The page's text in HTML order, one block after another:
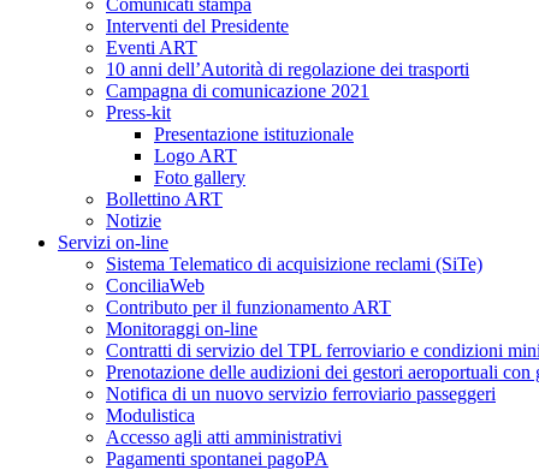
Comunicati stampa
Interventi del Presidente
Eventi ART
10 anni dell’Autorità di regolazione dei trasporti
Campagna di comunicazione 2021
Press-kit
Presentazione istituzionale
Logo ART
Foto gallery
Bollettino ART
Notizie
Servizi on-line
Sistema Telematico di acquisizione reclami (SiTe)
ConciliaWeb
Contributo per il funzionamento ART
Monitoraggi on-line
Contratti di servizio del TPL ferroviario e condizioni
Prenotazione delle audizioni dei gestori aeroportuali con
Notifica di un nuovo servizio ferroviario passeggeri
Modulistica
Accesso agli atti amministrativi
Pagamenti spontanei pagoPA